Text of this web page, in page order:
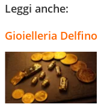
Leggi anche:
Gioielleria Delfino